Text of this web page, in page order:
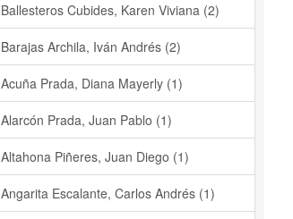
Ballesteros Cubides, Karen Viviana (2)
Barajas Archila, Iván Andrés (2)
Acuña Prada, Diana Mayerly (1)
Alarcón Prada, Juan Pablo (1)
Altahona Piñeres, Juan Diego (1)
Angarita Escalante, Carlos Andrés (1)